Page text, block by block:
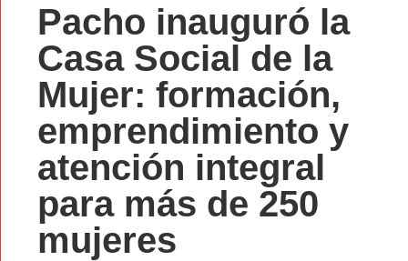
Pacho inauguró la
Casa Social de la
Mujer: formación,
emprendimiento y
atención integral
para más de 250
mujeres